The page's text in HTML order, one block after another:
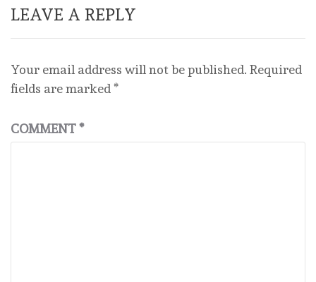
LEAVE A REPLY
Your email address will not be published. Required
fields are marked*
COMMENT*